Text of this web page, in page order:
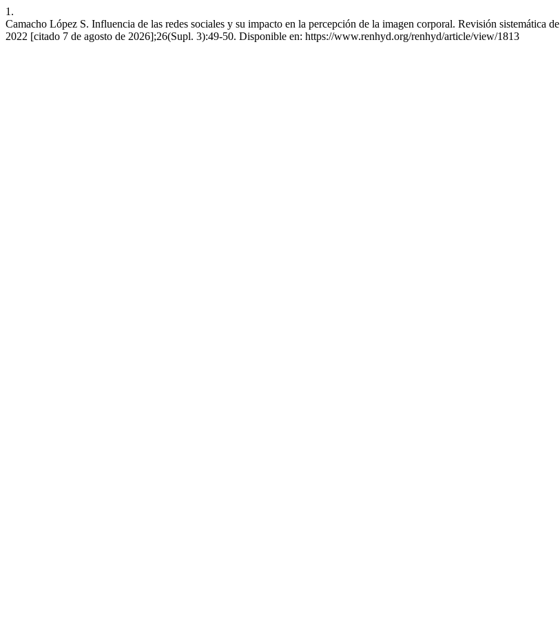
1.
Camacho López S. Influencia de las redes sociales y su impacto en la percepción de la imagen corporal. Revisión sistemática
2022 [citado 7 de agosto de 2026];26(Supl. 3):49-50. Disponible en: https://www.renhyd.org/renhyd/article/view/1813